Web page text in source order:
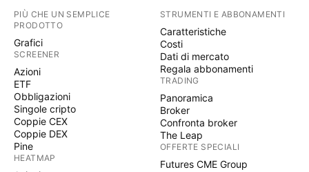
PIÙ CHE UN SEMPLICE
PRODOTTO
Grafici
SCREENER
Azioni
ETF
Obbligazioni
Singole cripto
Coppie CEX
Coppie DEX
Pine
HEATMAP
STRUMENTI E ABBONAMENTI
Caratteristiche
Costi
Dati di mercato
Regala abbonamenti
TRADING
Panoramica
Broker
Confronta broker
The Leap
OFFERTE SPECIALI
Futures CME Group